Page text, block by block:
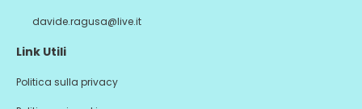
davide.ragusa@live.it
Link Utili
Politica sulla privacy